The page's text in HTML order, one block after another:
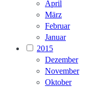
April
März
Februar
Januar
2015
Dezember
November
Oktober